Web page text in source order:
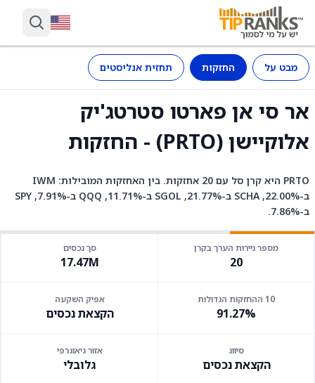
מבט על החזקות תחזית אנליסטים
אר סי אן פארטו סטרטג'יק
אלוקיישן (PRTO) - החזקות
PRTO היא קרן סל עם 20 אחזקות. בין האחזקות המובילות: IWM
ב-22.00%, SCHA ב-21.77%, SGOL ב-11.71%, QQQ ב-7.91%, SPY
ב-7.86%.
מספר ניירות הערך בקרן
20
סך נכסים
17.47M
10 ההחזקות הגדולות
91.27%
אפיק השקעה
הקצאת נכסים
סיווג
הקצאת נכסים
אזור גיאוגרפי
גלובלי